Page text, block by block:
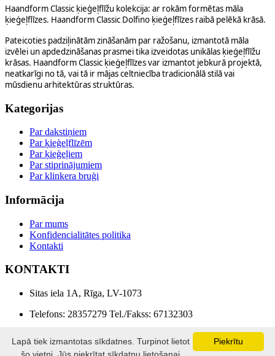
Haandform Classic ķieģeļflīžu kolekcija: ar rokām formētas māla
ķieģeļflīzes. Haandform Classic Dolfino ķieģeļflīzes raibā pelēkā krāsā.
Pateicoties padziļinātām zināšanām par ražošanu, izmantotā māla
izvēlei un apdedzināšanas prasmei tika izveidotas unikālas ķieģeļflīžu
krāsas. Haandform Classic ķieģeļflīzes var izmantot jebkurā projektā,
neatkarīgi no tā, vai tā ir mājas celtniecība tradicionālā stilā vai
mūsdienu arhitektūras struktūras.
Kategorijas
Par dakstiņiem
Par ķieģeļflīzēm
Par ķieģeļiem
Par stiprinājumiem
Par klinkera bruģi
Informācija
Par mums
Konfidencialitātes politika
Kontakti
KONTAKTI
Sitas iela 1A, Rīga, LV-1073
Telefons: 28357279 Tel./Fakss: 67132303
Piekrītu
Lapā tiek izmantotas sīkdatnes. Turpinot lietot